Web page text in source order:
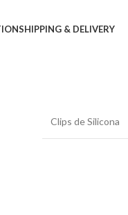
SHIPPING & DELIVERY
Clips de Silicona